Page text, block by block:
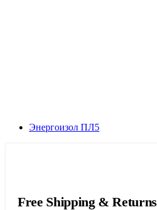
Энергоизол ПЛ5
Free Shipping & Returns